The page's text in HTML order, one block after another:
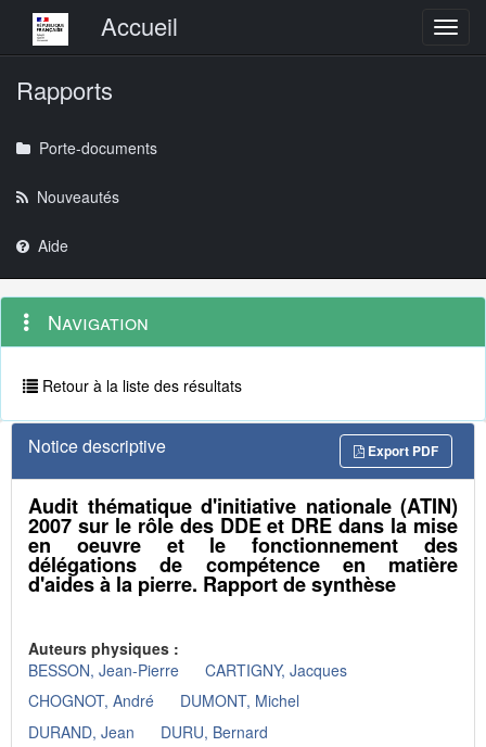
Menu principalAccueil
Rapports
Porte-documents
Nouveautés
Aide
Navigation
outils
Menu
contextuel
Navigation
Retour à la liste des résultats
Notice descriptive Export PDF
Audit thématique d'initiative nationale (ATIN)
2007 sur le rôle des DDE et DRE dans la mise
en oeuvre et le fonctionnement des
délégations de compétence en matière
d'aides à la pierre. Rapport de synthèse
Auteurs physiques :
BESSON, Jean-Pierre
CARTIGNY, Jacques
CHOGNOT, André
DUMONT, Michel
DURAND, Jean
DURU, Bernard